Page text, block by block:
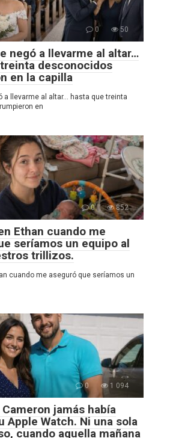
0 50
negó a llevarme al altar…
desconocidos
en la capilla
a llevarme al altar… hasta que treinta
en
0 852
Ethan cuando me
seríamos un equipo al
trillizos.
cuando me aseguró que seríamos un
0 1 094
jamás había
Apple Watch. Ni una sola
cuando aquella mañana